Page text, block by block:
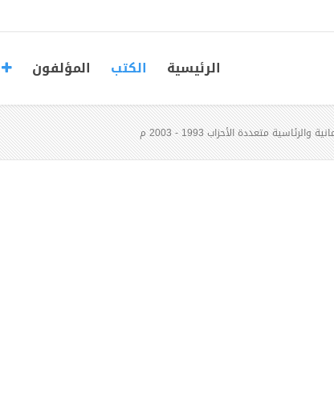
الرئيسية الكتب المؤلفون
والرئاسية متعددة الأحزاب 1993 - 2003 م